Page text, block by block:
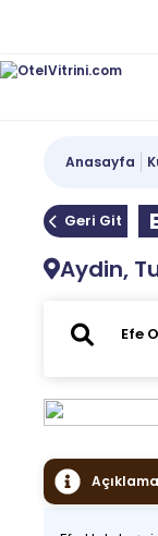
Anasayfa
Geri Git
Aydin,
Açıklama